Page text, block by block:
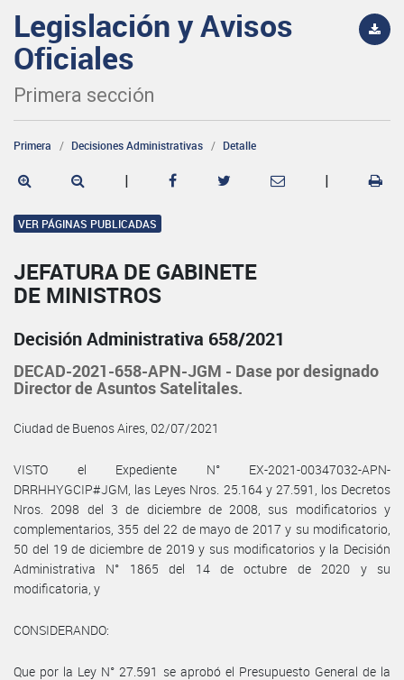
Legislación y Avisos
Oficiales
Primera sección
Primera Decisiones Administrativas Detalle
| |
VER PÁGINAS PUBLICADAS
JEFATURA DE GABINETE
DE MINISTROS
Decisión Administrativa 658/2021
DECAD-2021-658-APN-JGM - Dase por designado
Director de Asuntos Satelitales.
Ciudad de Buenos Aires, 02/07/2021
VISTO el Expediente N° EX-2021-00347032-APN-
DRRHHYGCIP#JGM, las Leyes Nros. 25.164 y 27.591, los Decretos
Nros. 2098 del 3 de diciembre de 2008, sus modificatorios y
complementarios, 355 del 22 de mayo de 2017 y su modificatorio,
50 del 19 de diciembre de 2019 y sus modificatorios y la Decisión
Administrativa N° 1865 del 14 de octubre de 2020 y su
modificatoria, y
CONSIDERANDO:
Que por la Ley N° 27.591 se aprobó el Presupuesto General de la